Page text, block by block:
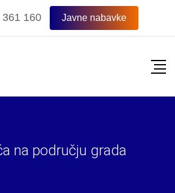
160 Javne nabavke
na području grada